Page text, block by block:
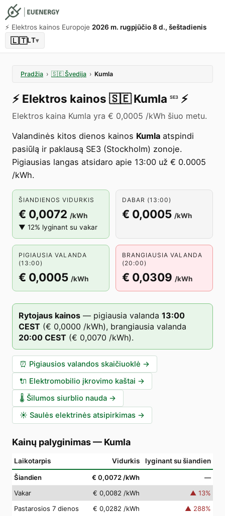
⚡️ Elektros kainos Europoje 2026 m. rugpjūčio 8 d., šeštadienis
🇱🇹LT▾
Pradžia › 🇸🇪 Švedija › Kumla
⚡️ Elektros kainos 🇸🇪 Kumla SE3 ⚡️
Elektros kaina Kumla yra € 0,0005 /kWh šiuo metu.
Valandinės kitos dienos kainos Kumla atspindi
pasiūlą ir paklausą SE3 (Stockholm) zonoje.
Pigiausias langas atsidaro apie 13:00 už € 0.0005
/kWh.
ŠIANDIENOS VIDURKIS
€ 0,0072 /kWh
▼ 12% lyginant su vakar
DABAR (13:00)
€ 0,0005 /kWh
PIGIAUSIA VALANDA
(13:00)
€ 0,0005 /kWh
BRANGIAUSIA VALANDA
(20:00)
€ 0,0309 /kWh
Rytojaus kainos — pigiausia valanda 13:00
CEST (€ 0,0000 /kWh), brangiausia valanda
20:00 CEST (€ 0,0070 /kWh).
⏰ Pigiausios valandos skaičiuoklė →
🔌 Elektromobilio įkrovimo kaštai →
🌡️ Šilumos siurblio nauda →
☀️ Saulės elektrinės atsipirkimas →
Kainų palyginimas— Kumla
Laikotarpis Vidurkis lyginant su šiandien
Šiandien € 0,0072 /kWh
—
Vakar
€ 0,0082 /kWh ▲ 13%
Pastarosios 7 dienos
€ 0,0282 /kWh ▲ 288%